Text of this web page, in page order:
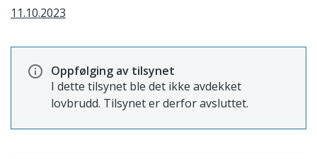
11.10.2023
Oppfølging av tilsynet
I dette tilsynet ble det ikke avdekket
lovbrudd. Tilsynet er derfor avsluttet.